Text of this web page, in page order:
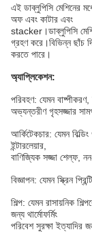
এই ডাব্লুপিসি মেশিনের
অফ এবং কাটার এবং
stacker।ডাব্লুপিসি
গ্রহণ করে।বিভিন্ন ছাঁচ
করতে পারে।
অ্যাপ্লিকেশন:
পরিবহণ: যেমন
অভ্যন্তরীণ গৃহসজ্জার
আর্কিটেকচার: যেমন
ইন্টারলেয়ার,
বাণিজ্যিক সজ্জা শেল্ফ,
বিজ্ঞাপন: যেমন স্ক্রিন
শিল্প: যেমন রাসায়নিক
জন্য থার্মোফর্মিং
পরিবেশ সুরক্ষা ইত্যাদির